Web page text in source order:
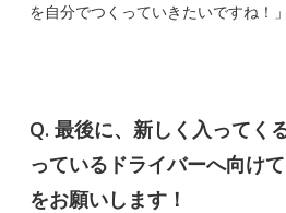
を自分でつくっていきたいですね！」
Q. 最後に、新しく入ってく
っているドライバーへ向け
をお願いします！